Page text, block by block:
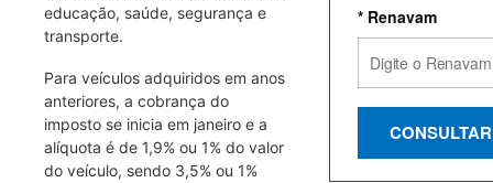
educação, saúde, segurança e
transporte.
Para veículos adquiridos em anos
anteriores, a cobrança do
imposto se inicia em janeiro e a
alíquota é de 1,9% ou 1% do valor
do veículo, sendo 3,5% ou 1%
* Renavam
CONSULTAR